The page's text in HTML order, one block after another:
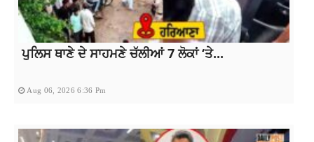
ਪੁਲਿਸ ਥਾਣੇ ਦੇ ਸਾਹਮਣੇ ਚੱਲੀਆਂ 7 ਲੋਕਾਂ ‘ਤੇ...
Aug 06, 2026 6:36 Pm